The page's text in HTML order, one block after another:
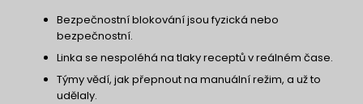
Bezpečnostní blokování jsou fyzická nebo
bezpečnostní.
Linka se nespoléhá na tlaky receptů v reálném čase.
Týmy vědí, jak přepnout na manuální režim, a už to
udělaly.